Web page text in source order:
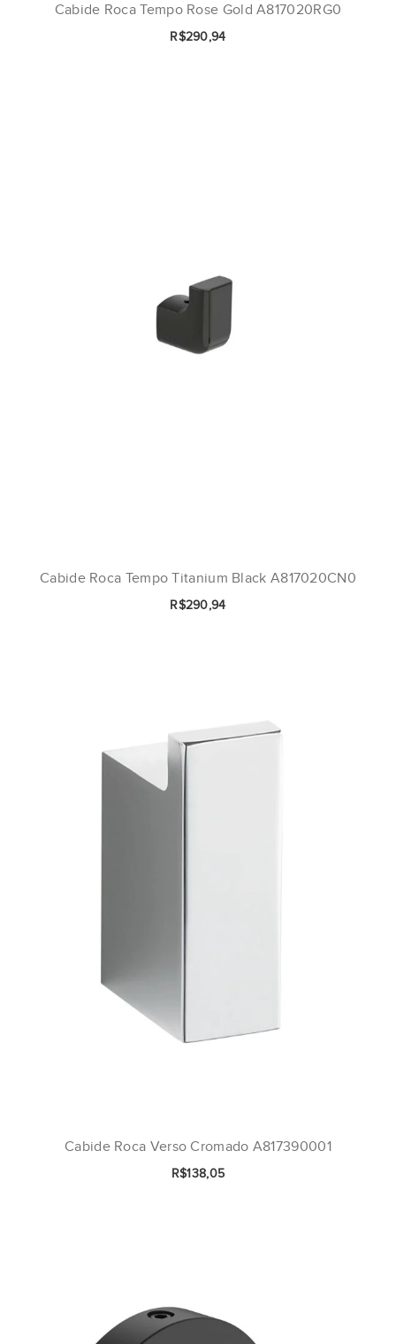
Cabide Roca Tempo Rose Gold A817020RG0
R$290,94
Cabide Roca Tempo Titanium Black A817020CN0
R$290,94
Cabide Roca Verso Cromado A817390001
R$138,05